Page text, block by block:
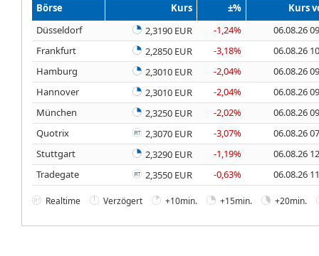
Börse Kurs ±%
Kurs
Düsseldorf
2,3190 EUR -1,24%
06.08.26
Frankfurt
2,2850 EUR -3,18%
06.08.26
Hamburg
2,3010 EUR -2,04%
06.08.26
Hannover
2,3010 EUR -2,04%
06.08.26
München
2,3250 EUR -2,02%
06.08.26
Quotrix
2,3070 EUR -3,07%
06.08.26
Stuttgart
2,3290 EUR -1,19%
06.08.26
Tradegate
2,3550 EUR -0,63% 06.08.26
Realtime Verzögert +10min. +15min. +20min.